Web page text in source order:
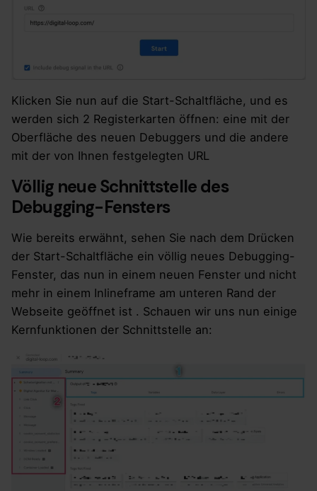
Klicken Sie nun auf die Start-Schaltfläche, und es
werden sich 2 Registerkarten öffnen: eine mit der
Oberfläche des neuen Debuggers und die andere
mit der von Ihnen festgelegten URL
Völlig neue Schnittstelle des
Debugging-Fensters
Wie bereits erwähnt, sehen Sie nach dem Drücken
der Start-Schaltfläche ein völlig neues Debugging-
Fenster, das nun in einem neuen Fenster und nicht
mehr in einem Inlineframe am unteren Rand der
Webseite geöffnet ist . Schauen wir uns nun einige
Kernfunktionen der Schnittstelle an: